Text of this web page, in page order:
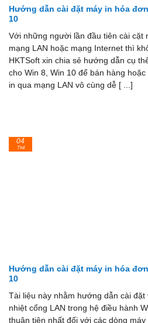
Hướng dẫn cài đặt máy in hóa
10
Với những người lần đầu tiên cài cặt
mạng LAN hoặc mạng Internet thì
HKTSoft xin chia sẻ hướng dẫn cụ
cho Win 8, Win 10 để bán hàng
in qua mạng LAN vô cùng dễ [ ...]
Hướng dẫn cài đặt máy in hóa
10
Tài liệu này nhằm hướng dẫn cài
nhiệt cổng LAN trong hệ điều hành
thuận tiện nhất đối với các dòng
04
Th4